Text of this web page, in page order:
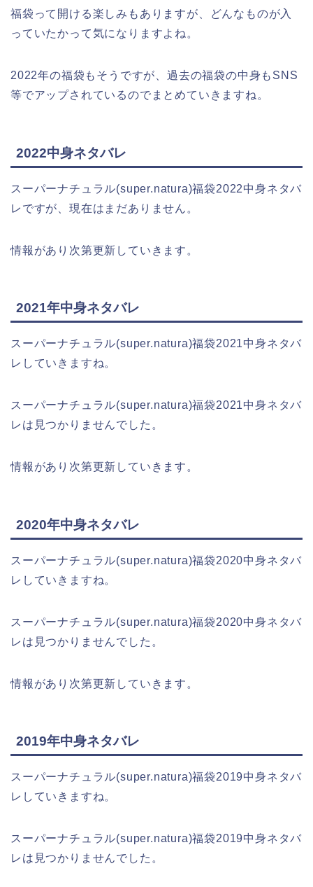
福袋って開ける楽しみもありますが、どんなものが入
っていたかって気になりますよね。
2022年の福袋もそうですが、過去の福袋の中身もSNS
等でアップされているのでまとめていきますね。
2022中身ネタバレ
スーパーナチュラル(super.natura)福袋2022中身ネタバ
レですが、現在はまだありません。
情報があり次第更新していきます。
2021年中身ネタバレ
スーパーナチュラル(super.natura)福袋2021中身ネタバ
レしていきますね。
スーパーナチュラル(super.natura)福袋2021中身ネタバ
レは見つかりませんでした。
情報があり次第更新していきます。
2020年中身ネタバレ
スーパーナチュラル(super.natura)福袋2020中身ネタバ
レしていきますね。
スーパーナチュラル(super.natura)福袋2020中身ネタバ
レは見つかりませんでした。
情報があり次第更新していきます。
2019年中身ネタバレ
スーパーナチュラル(super.natura)福袋2019中身ネタバ
レしていきますね。
スーパーナチュラル(super.natura)福袋2019中身ネタバ
レは見つかりませんでした。